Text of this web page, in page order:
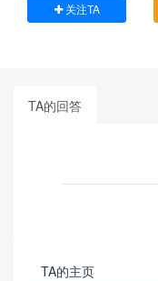
关注TA
TA的回答
TA的主页